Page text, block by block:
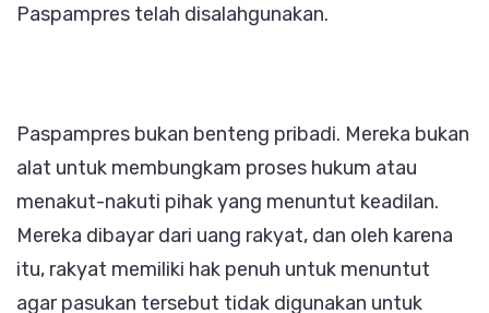
Paspampres telah disalahgunakan.
Paspampres bukan benteng pribadi. Mereka bukan
alat untuk membungkam proses hukum atau
menakut-nakuti pihak yang menuntut keadilan.
Mereka dibayar dari uang rakyat, dan oleh karena
itu, rakyat memiliki hak penuh untuk menuntut
agar pasukan tersebut tidak digunakan untuk